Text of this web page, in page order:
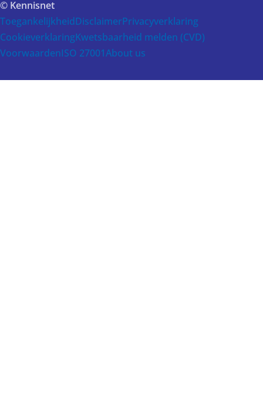
© Kennisnet
ToegankelijkheidDisclaimerPrivacyverklaring
CookieverklaringKwetsbaarheid melden (CVD)
VoorwaardenISO 27001About us